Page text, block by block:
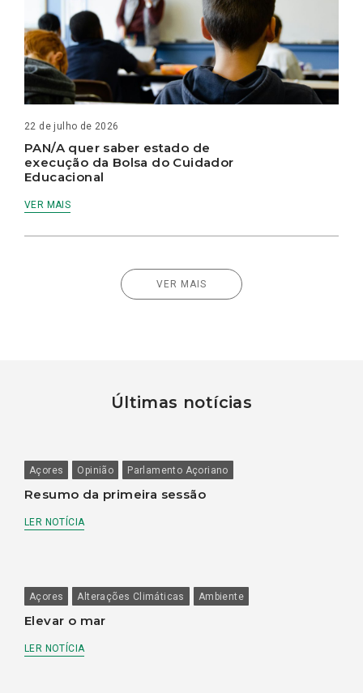
22 de julho de 2026
PAN/A quer saber estado de
execução da Bolsa do Cuidador
Educacional
VER MAIS
VER MAIS
Últimas notícias
Açores Opinião Parlamento Açoriano
Resumo da primeira sessão
LER NOTÍCIA
Açores Alterações Climáticas Ambiente
Elevar o mar
LER NOTÍCIA